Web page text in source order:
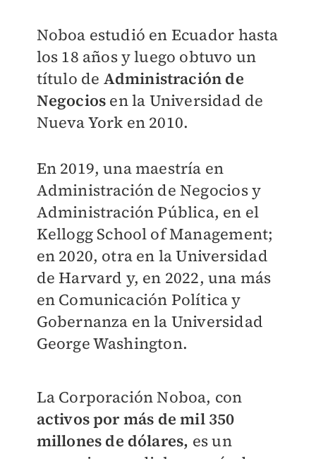
Noboa estudió en Ecuador hasta
los 18 años y luego obtuvo un
título de Administración de
Negocios en la Universidad de
Nueva York en 2010.
En 2019, una maestría en
Administración de Negocios y
Administración Pública, en el
Kellogg School of Management;
en 2020, otra en la Universidad
de Harvard y, en 2022, una más
en Comunicación Política y
Gobernanza en la Universidad
George Washington.
La Corporación Noboa, con
activos por más de mil 350
millones de dólares, es un